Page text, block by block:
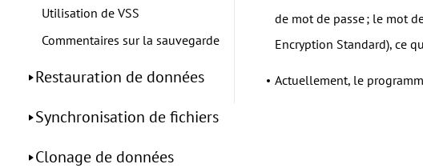
Utilisation de VSS
Commentaires sur la sauvegarde
Restauration de données
Synchronisation de fichiers
Clonage de données
de mot de passe ; le mot
Encryption Standard), ce
Actuellement, le